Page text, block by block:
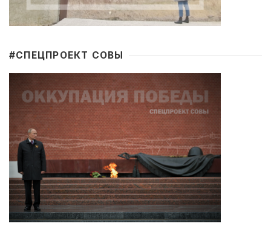
#CПЕЦПРОЕКТ СОВЫ